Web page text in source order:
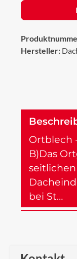
Hersteller:
Ortblech
B)Das
bei St…